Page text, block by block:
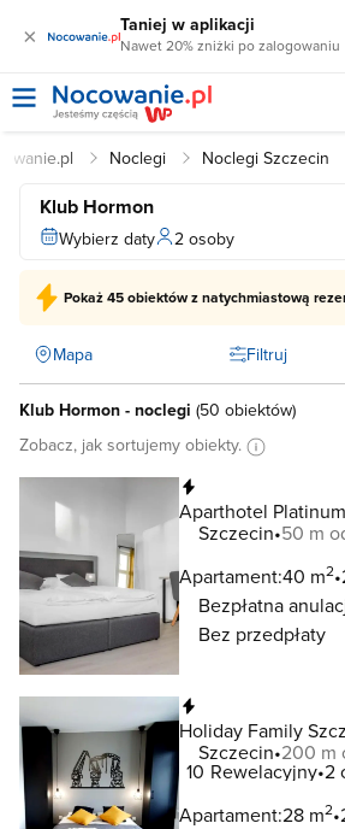
× Taniej w aplikacji
Nawet 20% zniżki po zalogowaniu
Noclegi Noclegi Szczecin
Klub Hormon
Wybierz daty 2 osoby
Pokaż45 obiektówz natychmiastową
Mapa Filtruj
Klub Hormon - noclegi (50 obiektów)
Zobacz, jak sortujemy obiekty.
Aparthotel
Szczecin 50 m
Apartament:40 m2
Bezpłatna
Bez przedpłaty
Holiday Family
Szczecin 200 m
10 Rewelacyjny 2
Apartament:28 m2